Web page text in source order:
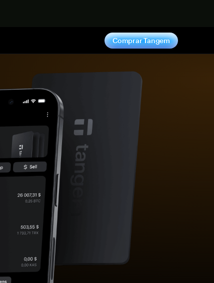
Comprar Tangem